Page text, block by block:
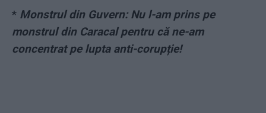
* Monstrul din Guvern: Nu l-am prins pe
monstrul din Caracal pentru că ne-am
concentrat pe lupta anti-corupție!